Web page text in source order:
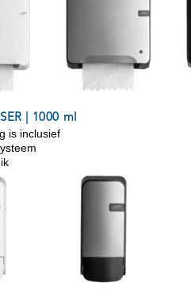
| 1000 ml
is inclusief